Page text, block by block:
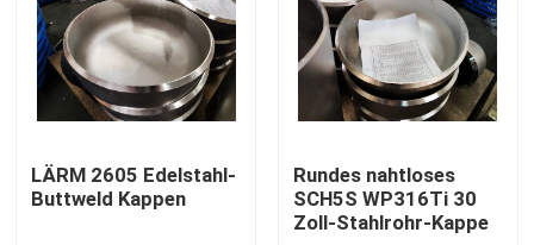
Über uns
Fabrik-Ausflug
Qualitätskontrolle
LÄRM 2605 Edelstahl-
Buttweld Kappen
Rundes nahtloses
SCH5S WP316Ti 30
Zoll-Stahlrohr-Kappe